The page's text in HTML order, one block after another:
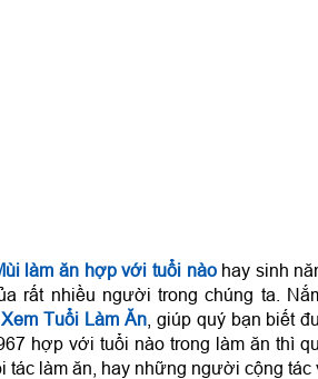
làm ăn hợp với tuổi nào hay sinh
rất nhiều người trong chúng ta.
Xem Tuổi Làm Ăn, giúp quý bạn biết
hợp với tuổi nào trong làm ăn thì
tác làm ăn, hay những người cộng